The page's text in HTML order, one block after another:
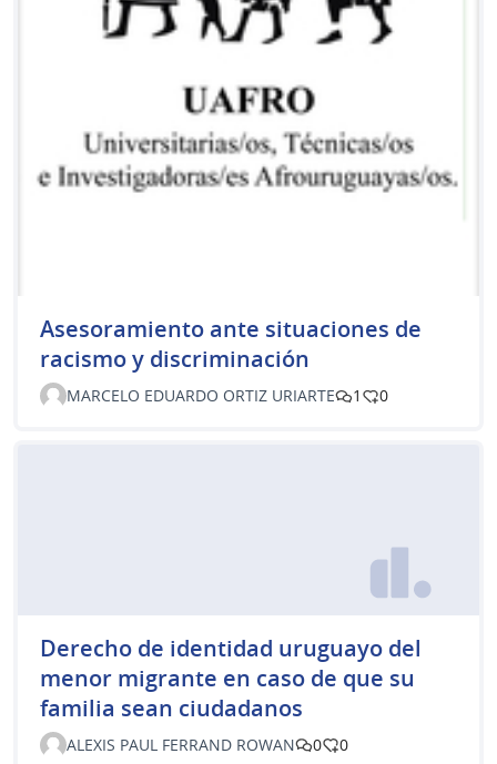
Asesoramiento ante situaciones de
racismo y discriminación
MARCELO EDUARDO ORTIZ URIARTE 1 0
Derecho de identidad uruguayo del
menor migrante en caso de que su
familia sean ciudadanos
ALEXIS PAUL FERRAND ROWAN 0 0